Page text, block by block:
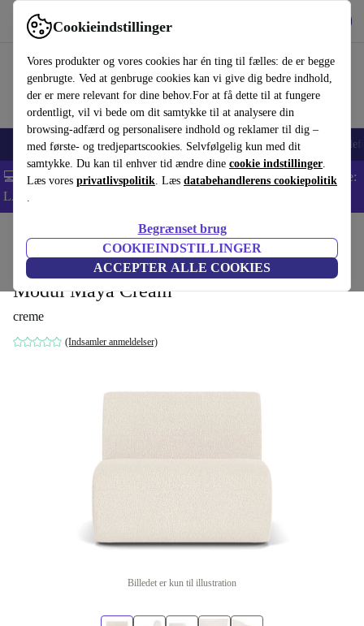
Cookieindstillinger
Vores produkter og vores cookies har én ting til fælles: de er begge
genbrugte. Ved at genbruge cookies kan vi give dig bedre indhold,
der er mere relevant for dine behov.For at få dette til at fungere
ordentligt, vil vi bede om dit samtykke til at analysere din
browsing-adfærd og personalisere indhold og reklamer til dig –
med første- og tredjepartscookies. Selvfølgelig kun med dit
samtykke. Du kan til enhver tid ændre dine cookie indstillinger.
Læs vores privatlivspolitik. Læs databehandlerens cookiepolitik
.
Begrænset brug
COOKIEINDSTILLINGER
ACCEPTER ALLE COOKIES
Brug refurbed hurtigt og nemt
Smartphones Bærbare Tablets Smartwatches Tilbehør
💻 Ekstra 5% rabat på alle MacBooks og bærbare computere - Kode:
LAPTOP5 -
Husholdning Møbler
Design-Award-Winning Paula enkelt-sæde
Modul Maya Cream
creme
(Indsamler anmeldelser)
Billedet er kun til illustration